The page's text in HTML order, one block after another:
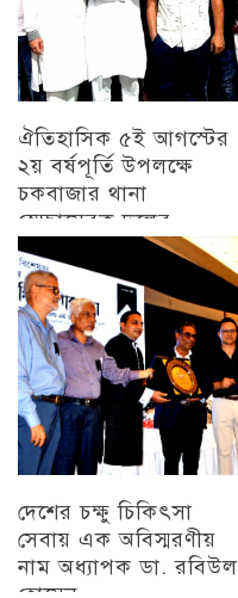
ঐতিহাসিক ৫ই আগস্টের
২য় বর্ষপূর্তি উপলক্ষে
চকবাজার থানা
স্বেচ্ছাসেবক দলের
প্রামাণ্যচিত্র প্রদর্শন ও
বিজয় মিছিল
চট্টগ্রাম
দেশের চক্ষু চিকিৎসা
সেবায় এক অবিস্মরণীয়
নাম অধ্যাপক ডা. রবিউল